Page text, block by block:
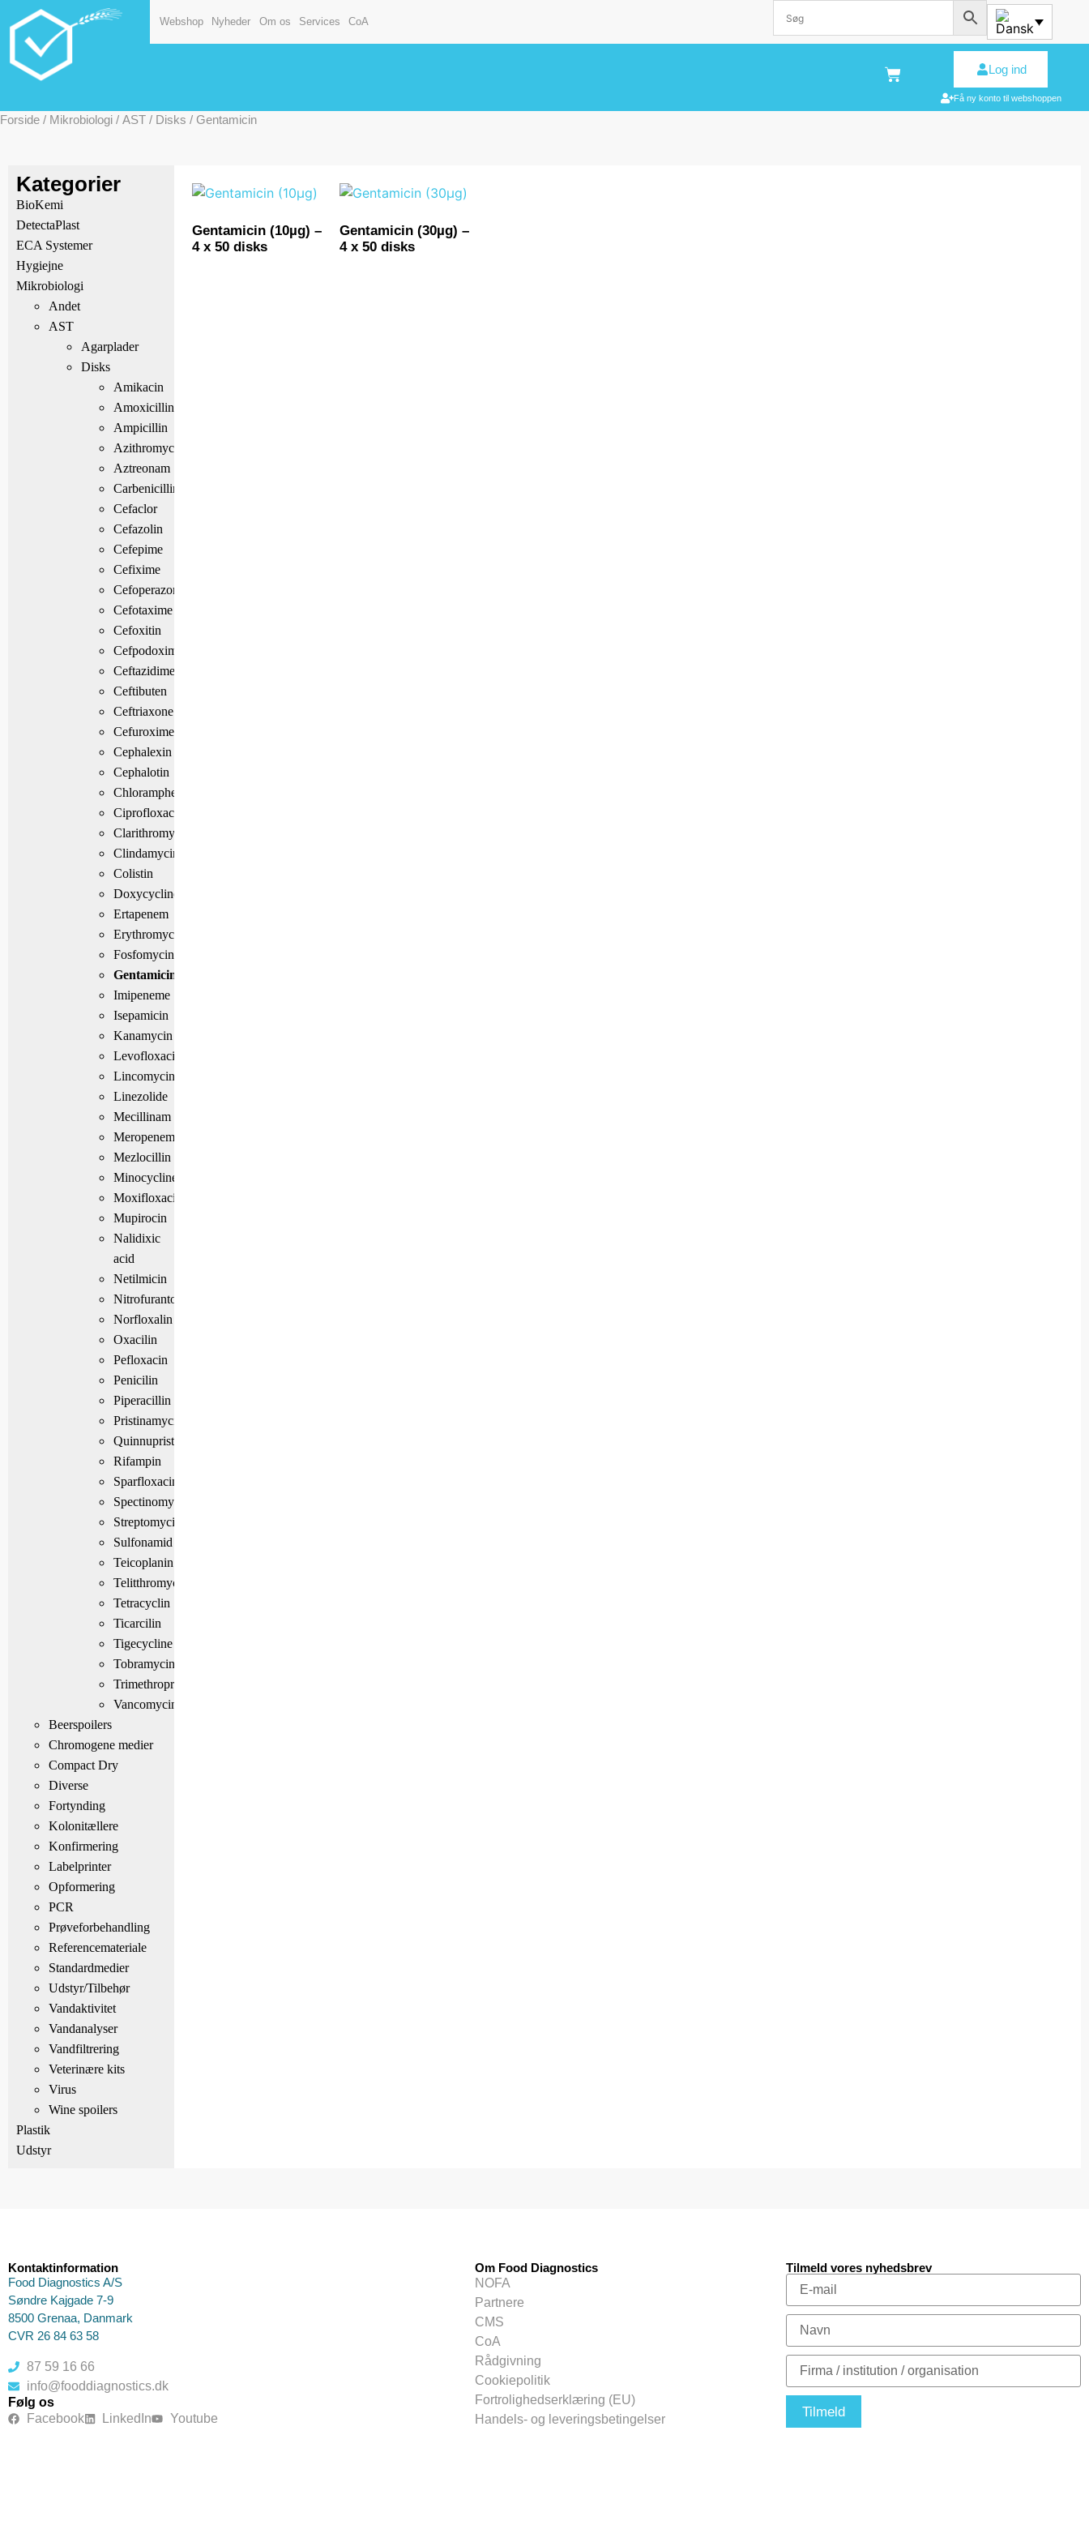
Webshop Nyheder Om os Services CoA
Log ind
Få ny konto til webshoppen
Forside / Mikrobiologi / AST / Disks / Gentamicin
Kategorier
BioKemi
DetectaPlast
ECA Systemer
Hygiejne
Mikrobiologi
Andet
AST
Agarplader
Disks
Amikacin
Amoxicillin
Ampicillin
Azithromycin
Aztreonam
Carbenicillin
Cefaclor
Cefazolin
Cefepime
Cefixime
Cefoperazone
Cefotaxime
Cefoxitin
Cefpodoxime
Ceftazidime
Ceftibuten
Ceftriaxone
Cefuroxime
Cephalexin
Cephalotin
Chloramphenicol
Ciprofloxacin
Clarithromycin
Clindamycin
Colistin
Doxycycline
Ertapenem
Erythromycin
Fosfomycin
Gentamicin
Imipeneme
Isepamicin
Kanamycin
Levofloxacin
Lincomycin
Linezolide
Mecillinam
Meropenem
Mezlocillin
Minocycline
Moxifloxacin
Mupirocin
Nalidixic
acid
Netilmicin
Nitrofurantoin
Norfloxalin
Oxacilin
Pefloxacin
Penicilin
Piperacillin
Pristinamycin
Quinnupristin
Rifampin
Sparfloxacin
Spectinomycin
Streptomycin
Sulfonamid
Teicoplanin
Telitthromycin
Tetracyclin
Ticarcilin
Tigecycline
Tobramycin
Trimethroprim
Vancomycin
Beerspoilers
Chromogene medier
Compact Dry
Diverse
Fortynding
Kolonitællere
Konfirmering
Labelprinter
Opformering
PCR
Prøveforbehandling
Referencemateriale
Standardmedier
Udstyr/Tilbehør
Vandaktivitet
Vandanalyser
Vandfiltrering
Veterinære kits
Virus
Wine spoilers
Plastik
Udstyr
Gentamicin (10µg) –
4 x 50 disks
Gentamicin (30µg) –
4 x 50 disks
Kontaktinformation
Food Diagnostics A/S
Søndre Kajgade 7-9
8500 Grenaa, Danmark
CVR 26 84 63 58
87 59 16 66
info@fooddiagnostics.dk
Følg os
Facebook
LinkedIn Youtube
Om Food Diagnostics
NOFA
Partnere
CMS
CoA
Rådgivning
Cookiepolitik
Fortrolighedserklæring (EU)
Handels- og leveringsbetingelser
Tilmeld vores nyhedsbrev
Tilmeld